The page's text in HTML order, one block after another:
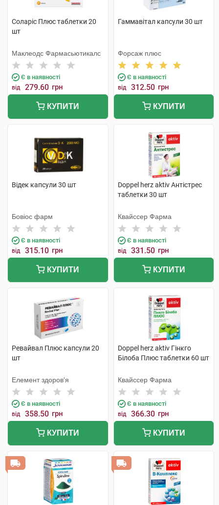
Соларіс Плюс таблетки 20
шт
Маклеодс Фармасьютикалс
Є в наявності
від 279.60 грн
КУПИТИ
Гаммавітал капсули 30 шт
Форсаж плюс
Є в наявності
від 312.50 грн
КУПИТИ
Відек капсули 30 шт
Бовіос фарм
Є в наявності
від 315.10 грн
КУПИТИ
Doppel herz aktiv Антістрес
таблетки 30 шт
Квайссер Фарма
Є в наявності
від 331.50 грн
КУПИТИ
Ревайвал Плюс капсули 20
шт
Елемент здоров'я
Є в наявності
від 358.50 грн
КУПИТИ
Doppel herz aktiv Гінкго
Білоба Плюс таблетки 60 шт
Квайссер Фарма
Є в наявності
від 366.30 грн
КУПИТИ